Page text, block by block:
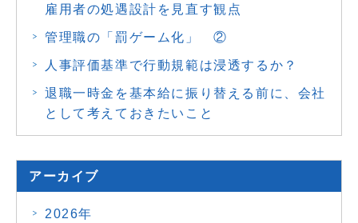
雇用者の処遇設計を見直す観点
管理職の「罰ゲーム化」 ②
人事評価基準で行動規範は浸透するか？
退職一時金を基本給に振り替える前に、会社
として考えておきたいこと
アーカイブ
2026年